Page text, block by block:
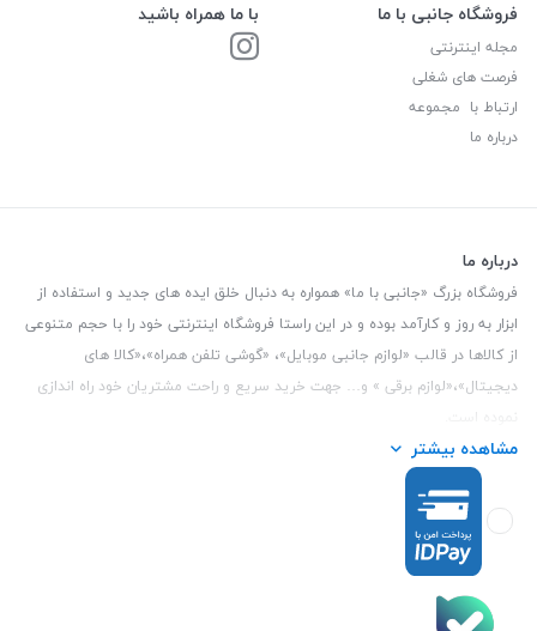
فروشگاه جانبی با ما
مجله اینترنتی
فرصت های شغلی
ارتباط با مجموعه
درباره ما
با ما همراه باشید
درباره ما
فروشگاه بزرگ «جانبی با ما» همواره به دنبال خلق ایده های جدید و استفاده از
ابزار به روز و کارآمد بوده و در این راستا فروشگاه اینترنتی خود را با حجم متنوعی
از کالاها در قالب «لوازم جانبی موبایل»، «گوشی تلفن همراه»،«کالا های
دیجیتال»،«لوازم برقی » و… جهت خرید سریع و راحت مشتریان خود راه اندازی
این فروشگاه تمام تلاش خود را نموده تا کالاهایی با کیفیت و با حداقل قیمت
عرضه نماید.
تلفن تماس :3847 088 0912
و ملی طبقه زیرین عکاسی
مشاهده بیشتر